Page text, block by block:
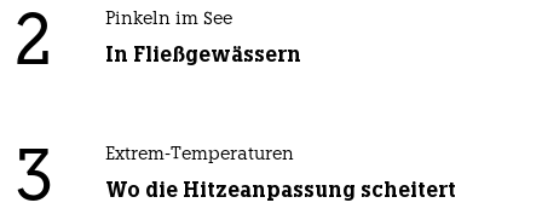
2 Pinkeln im See
In Fließgewässern
3 Extrem-Temperaturen
Wo die Hitzeanpassung scheitert